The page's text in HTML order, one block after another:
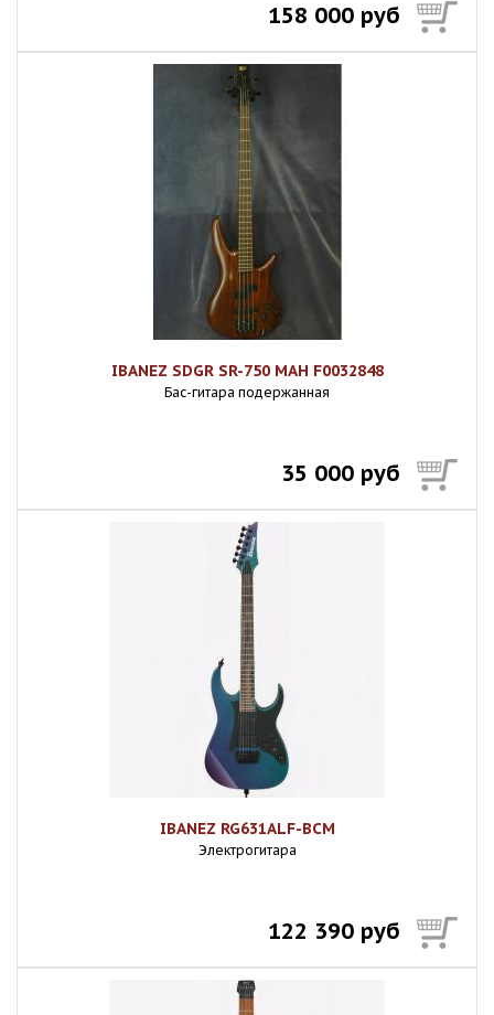
158 000 руб
IBANEZ SDGR SR-750 MAH F0032848
Бас-гитара подержанная
35 000 руб
IBANEZ RG631ALF-BCM
Электрогитара
122 390 руб